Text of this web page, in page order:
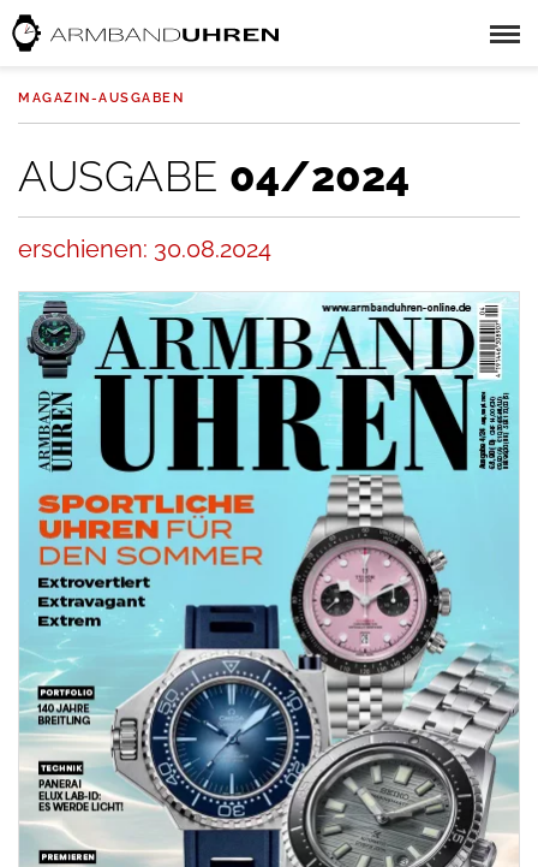
MAGAZIN-AUSGABEN
AUSGABE 04/2024
erschienen: 30.08.2024